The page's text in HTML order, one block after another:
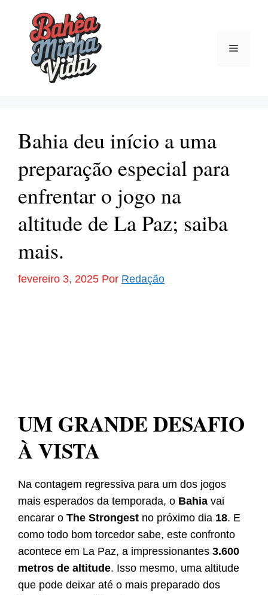
conteúdo
Menu
Bahia deu início a uma
preparação especial para
enfrentar o jogo na
altitude de La Paz; saiba
mais.
fevereiro 3, 2025 Por Redação
UM GRANDE DESAFIO
À VISTA
Na contagem regressiva para um dos jogos
mais esperados da temporada, o Bahia vai
encarar o The Strongest no próximo dia 18. E
como todo bom torcedor sabe, este confronto
acontece em La Paz, a impressionantes 3.600
metros de altitude. Isso mesmo, uma altitude
que pode deixar até o mais preparado dos